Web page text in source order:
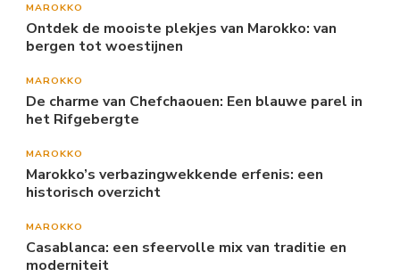
MAROKKO
Ontdek de mooiste plekjes van Marokko: van
bergen tot woestijnen
MAROKKO
De charme van Chefchaouen: Een blauwe parel in
het Rifgebergte
MAROKKO
Marokko’s verbazingwekkende erfenis: een
historisch overzicht
MAROKKO
Casablanca: een sfeervolle mix van traditie en
moderniteit